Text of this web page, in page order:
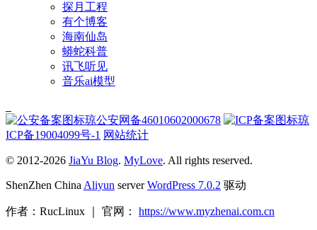
探月工程
有个博客
海南仙岛
蟒蛇科普
讯飞听见
音乐ai模型
琼公安网备46010602000678
琼
ICP备19004099号-1 网站统计
© 2012-2026 JiaYu Blog. MyLove. All rights reserved.
ShenZhen China Aliyun serverWordPress 7.0.2 驱动
作者：RucLinux ｜ 官网： https://www.myzhenai.com.cn